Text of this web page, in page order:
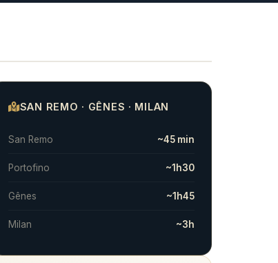
SAN REMO · GÊNES · MILAN
San Remo ~45 min
Portofino ~1h30
Gênes ~1h45
Milan ~3h